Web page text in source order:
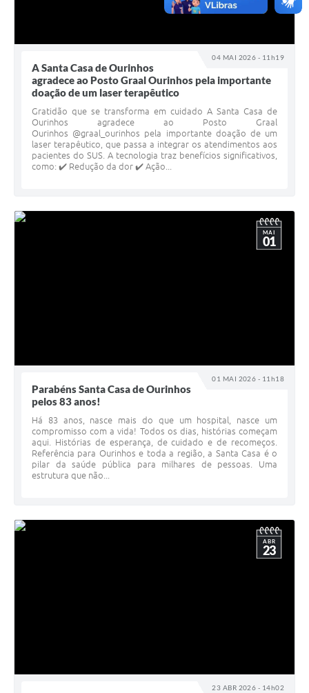
04 MAI 2026 - 11h19
A Santa Casa de Ourinhos
agradece ao Posto Graal Ourinhos pela importante
doação de um laser terapêutico
Gratidão que se transforma em cuidado A Santa Casa de
Ourinhos agradece ao Posto Graal
Ourinhos @graal_ourinhos pela importante doação de um
laser terapêutico, que passa a integrar os atendimentos aos
pacientes do SUS. A tecnologia traz benefícios significativos,
como: ✔️ Redução da dor ✔️ Ação...
01 MAI 2026 - 11h18
MAI
01
Parabéns Santa Casa de Ourinhos
pelos 83 anos!
Há 83 anos, nasce mais do que um hospital, nasce um
compromisso com a vida! Todos os dias, histórias começam
aqui. Histórias de esperança, de cuidado e de recomeços.
Referência para Ourinhos e toda a região, a Santa Casa é o
pilar da saúde pública para milhares de pessoas. Uma
estrutura que não...
23 ABR 2026 - 14h02
ABR
23